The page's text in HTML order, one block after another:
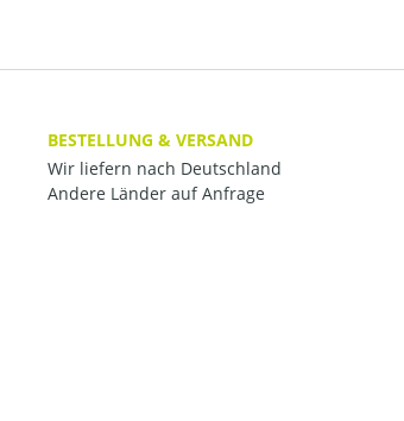
BESTELLUNG & VERSAND
Wir liefern nach Deutschland
Andere Länder auf Anfrage